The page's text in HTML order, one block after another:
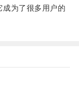
为了很多用户的